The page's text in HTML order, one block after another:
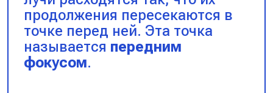
продолжения пересекаются в
точке перед ней. Эта точка
называется передним
фокусом.